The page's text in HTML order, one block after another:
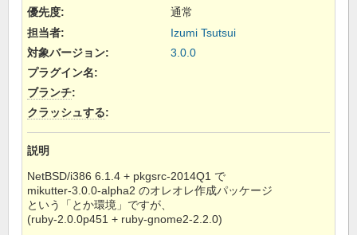
優先度:
通常
担当者:
Izumi Tsutsui
対象バージョン:
3.0.0
プラグイン名:
ブランチ:
クラッシュする:
説明
NetBSD/i386 6.1.4 + pkgsrc-2014Q1 で
mikutter-3.0.0-alpha2 のオレオレ作成パッケージ
という「とか環境」ですが、
(ruby-2.0.0p451 + ruby-gnome2-2.2.0)